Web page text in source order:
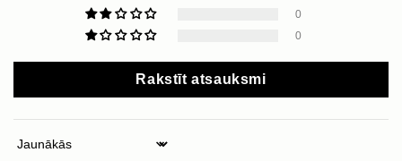
0
0
Rakstīt atsauksmi
Sort by